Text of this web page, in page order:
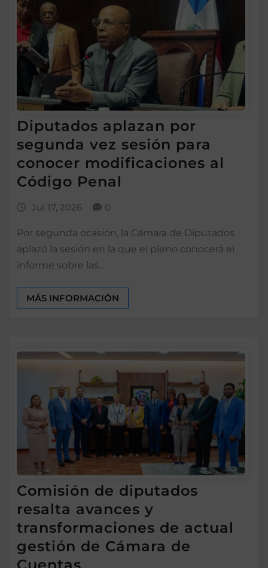
Diputados aplazan por
segunda vez sesión para
conocer modificaciones al
Código Penal
Jul 17, 2026 0
Por segunda ocasión, la Cámara de Diputados
aplazó la sesión en la que el pleno conocerá el
informe sobre las…
MÁS INFORMACIÓN
Comisión de diputados
resalta avances y
transformaciones de actual
gestión de Cámara de
Cuentas